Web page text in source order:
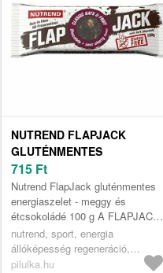
NUTREND FLAPJACK
GLUTÉNMENTES
ENERGIASZELET - MEGGY
ÉS ÉTCSOKOLÁDÉ 100 G
715 Ft
Nutrend FlapJack gluténmentes
energiaszelet - meggy és
étcsokoládé 100 g A FLAPJACK
új gluténmentes változata kiváló
uzsonnaként, és nem csak a
glu...
nutrend, sport, energia
állóképesség regeneráció,
energiaszeletek és gélek
pilulka.hu